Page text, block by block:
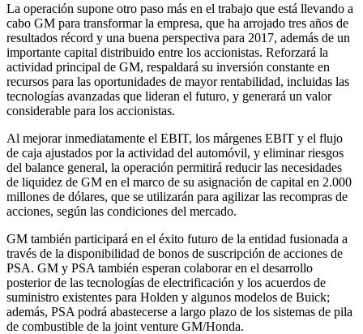
La operación supone otro paso más en el trabajo que está llevando a
cabo GM para transformar la empresa, que ha arrojado tres años de
resultados récord y una buena perspectiva para 2017, además de un
importante capital distribuido entre los accionistas. Reforzará la
actividad principal de GM, respaldará su inversión constante en
recursos para las oportunidades de mayor rentabilidad, incluidas las
tecnologías avanzadas que lideran el futuro, y generará un valor
considerable para los accionistas.
Al mejorar inmediatamente el EBIT, los márgenes EBIT y el flujo
de caja ajustados por la actividad del automóvil, y eliminar riesgos
del balance general, la operación permitirá reducir las necesidades
de liquidez de GM en el marco de su asignación de capital en 2.000
millones de dólares, que se utilizarán para agilizar las recompras de
acciones, según las condiciones del mercado.
GM también participará en el éxito futuro de la entidad fusionada a
través de la disponibilidad de bonos de suscripción de acciones de
PSA. GM y PSA también esperan colaborar en el desarrollo
posterior de las tecnologías de electrificación y los acuerdos de
suministro existentes para Holden y algunos modelos de Buick;
además, PSA podrá abastecerse a largo plazo de los sistemas de pila
de combustible de la joint venture GM/Honda.